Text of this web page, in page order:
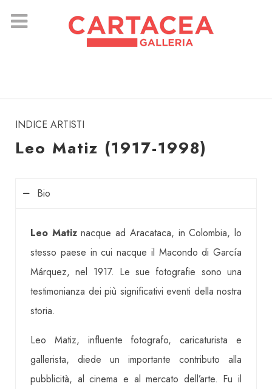
INDICE ARTISTI
Leo Matiz (1917-1998)
Bio
Leo Matiznacque ad Aracataca, in Colombia, lo
stesso paese in cui nacque il Macondo di García
Márquez, nel 1917. Le sue fotografie sono una
testimonianza dei più significativi eventi della nostra
storia.
Leo Matiz, influente fotografo, caricaturista e
gallerista, diede un importante contributo alla
pubblicità, al cinema e al mercato dell’arte. Fu il